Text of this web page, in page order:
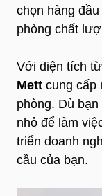
chọn hàng
phòng chất
Với diện tích
Mett cung cấp
phòng. Dù
nhỏ để làm
triển doanh
cầu của bạn.